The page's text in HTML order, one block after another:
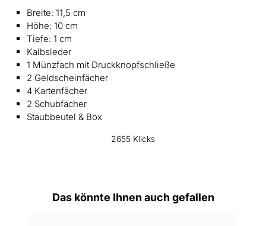
Breite: 11,5 cm
Höhe: 10 cm
Tiefe: 1 cm
Kalbsleder
1 Münzfach mit Druckknopfschließe
2 Geldscheinfächer
4 Kartenfächer
2 Schubfächer
Staubbeutel & Box
2655 Klicks
Das könnte Ihnen auch gefallen